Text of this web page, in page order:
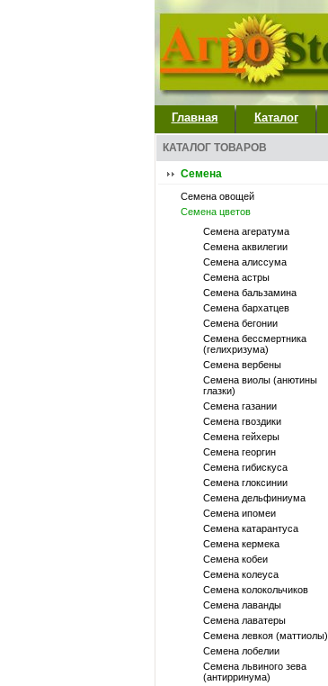
Главная Каталог
КАТАЛОГ ТОВАРОВ
Семена
Семена овощей
Семена цветов
Семена агератума
Семена аквилегии
Семена алиссума
Семена астры
Семена бальзамина
Семена бархатцев
Семена бегонии
Семена бессмертника
(гелихризума)
Семена вербены
Семена виолы (анютины
глазки)
Семена газании
Семена гвоздики
Семена гейхеры
Семена георгин
Семена гибискуса
Семена глоксинии
Семена дельфиниума
Семена ипомеи
Семена катарантуса
Семена кермека
Семена кобеи
Семена колеуса
Семена колокольчиков
Семена лаванды
Семена лаватеры
Семена левкоя (маттиолы)
Семена лобелии
Семена львиного зева
(антирринума)